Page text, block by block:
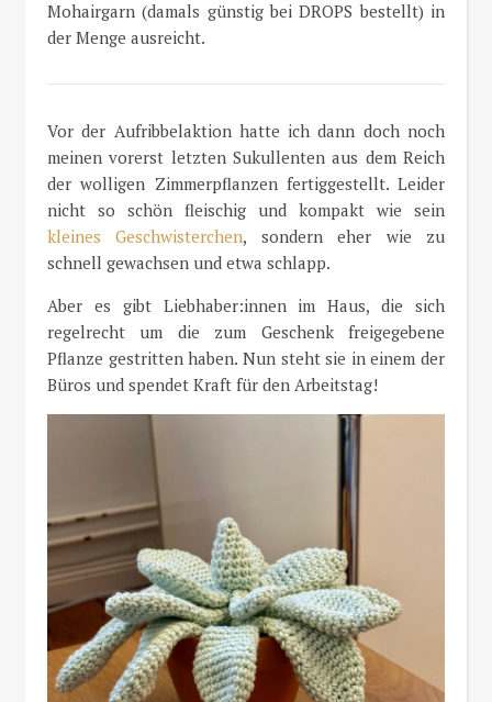
Mohairgarn (damals günstig bei DROPS bestellt) in
der Menge ausreicht.
Vor der Aufribbelaktion hatte ich dann doch noch
meinen vorerst letzten Sukullenten aus dem Reich
der wolligen Zimmerpflanzen fertiggestellt. Leider
nicht so schön fleischig und kompakt wie sein
kleines Geschwisterchen, sondern eher wie zu
schnell gewachsen und etwa schlapp.
Aber es gibt Liebhaber:innen im Haus, die sich
regelrecht um die zum Geschenk freigegebene
Pflanze gestritten haben. Nun steht sie in einem der
Büros und spendet Kraft für den Arbeitstag!